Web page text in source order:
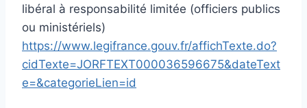
libéral à responsabilité limitée (officiers publics
ou ministériels)
https://www.legifrance.gouv.fr/affichTexte.do?
cidTexte=JORFTEXT000036596675&dateText
e=&categorieLien=id